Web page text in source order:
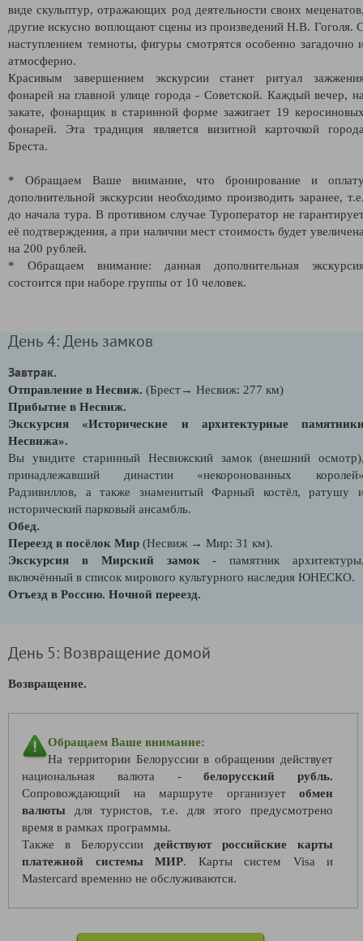
виде скульптур, отражающих род деятельности своих
другие искусно воплощают сцены из произведений Н.В. Гоголя.
наступлением темноты, фигуры смотрятся особенно загадочно
атмосферно.
Красивым завершением экскурсии станет ритуал
фонарей на главной улице города - Советской. Каждый вечер,
закате, фонарщик в старинной форме зажигает 19
фонарей. Эта традиция является визитной карточкой
Бреста.
* Обращаем Ваше внимание, что бронирование и
дополнительной экскурсии необходимо производить заранее,
до начала тура. В противном случае Туроператор не
её подтверждения, а при наличии мест стоимость будет
на 200 рублей.
* Обращаем внимание: данная дополнительная
состоится при наборе группы от 10 человек.
День 4: День замков
Завтрак.
Отправление в Несвиж. (Брест→ Несвиж: 277 км)
Прибытие в Несвиж.
Экскурсия «Исторические и архитектурные
Несвижа».
Вы увидите старинный Несвижский замок (внешний
принадлежавший династии «некоронованных
Радзивиллов, а также знаменитый Фарный костёл, ратушу
исторический парковый ансамбль.
Обед.
Переезд в посёлок Мир (Несвиж → Мир: 31 км).
Экскурсия в Мирский замок - памятник
включённый в список мирового культурного наследия ЮНЕСКО.
Отъезд в Россию. Ночной переезд.
День 5: Возвращение домой
Возвращение.
Обращаем Ваше внимание:
На территории Белоруссии в обращении действует
национальная валюта -белорусский рубль.
Сопровождающий на маршруте организует обмен
валюты для туристов, т.е. для этого предусмотрено
время в рамках программы.
Также в Белоруссии действуют российские карты
платежной системы МИР. Карты систем Visa и
Mastercard временно не обслуживаются.